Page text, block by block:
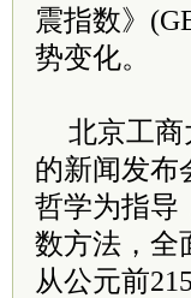
震指数》
势变化。
北京工
的新闻发布
哲学为指导
数方法，全
从公元前